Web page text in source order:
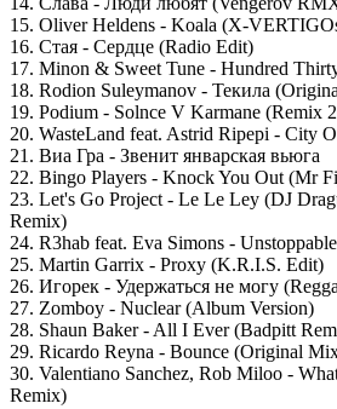
15. Oliver Heldens - Koala (X-
16. Стая - Сердце (Radio Edit)
17. Minon & Sweet Tune - Hundred
18. Rodion Suleymanov - Текила
19. Podium - Solnce V Karmane (Remix
20. WasteLand feat. Astrid Ripepi - City
21. Виа Гра - Звенит январская вьюга
22. Bingo Players - Knock You Out (Mr
23. Let's Go Project - Le Le Ley (DJ
Remix)
24. R3hab feat. Eva Simons -
25. Martin Garrix - Proxy (K.R.I.S. Edit)
26. Игорек - Удержаться не могу
27. Zomboy - Nuclear (Album Version)
28. Shaun Baker - All I Ever (Badpitt
29. Ricardo Reyna - Bounce (Original
30. Valentiano Sanchez, Rob Miloo -
Remix)